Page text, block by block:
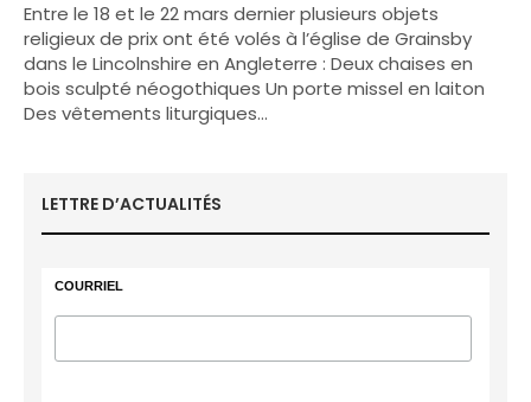
Entre le 18 et le 22 mars dernier plusieurs objets
religieux de prix ont été volés à l’église de Grainsby
dans le Lincolnshire en Angleterre : Deux chaises en
bois sculpté néogothiques Un porte missel en laiton
Des vêtements liturgiques…
LETTRE D’ACTUALITÉS
COURRIEL